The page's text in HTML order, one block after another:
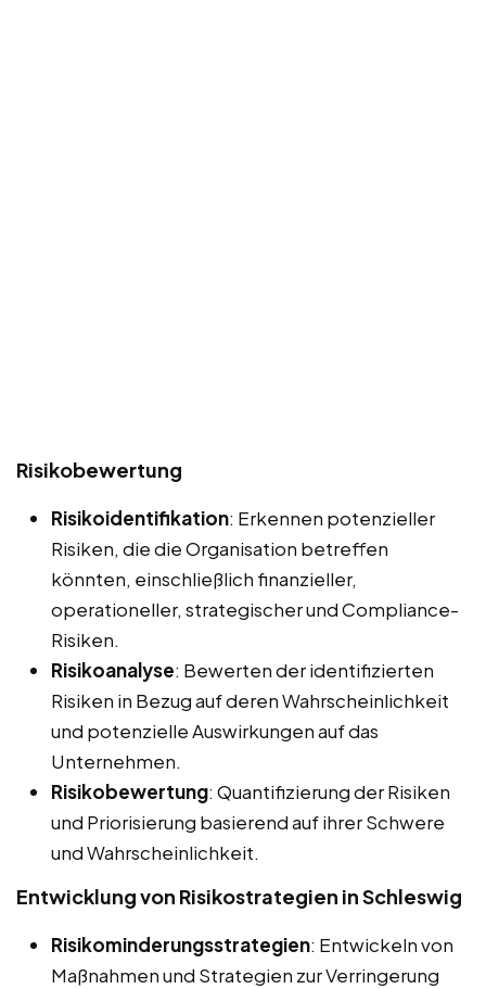
Risikobewertung
Risikoidentifikation: Erkennen potenzieller
Risiken, die die Organisation betreffen
könnten, einschließlich finanzieller,
operationeller, strategischer und Compliance-
Risiken.
Risikoanalyse: Bewerten der identifizierten
Risiken in Bezug auf deren Wahrscheinlichkeit
und potenzielle Auswirkungen auf das
Unternehmen.
Risikobewertung: Quantifizierung der Risiken
und Priorisierung basierend auf ihrer Schwere
und Wahrscheinlichkeit.
Entwicklung von Risikostrategien in Schleswig
Risikominderungsstrategien: Entwickeln von
Maßnahmen und Strategien zur Verringerung